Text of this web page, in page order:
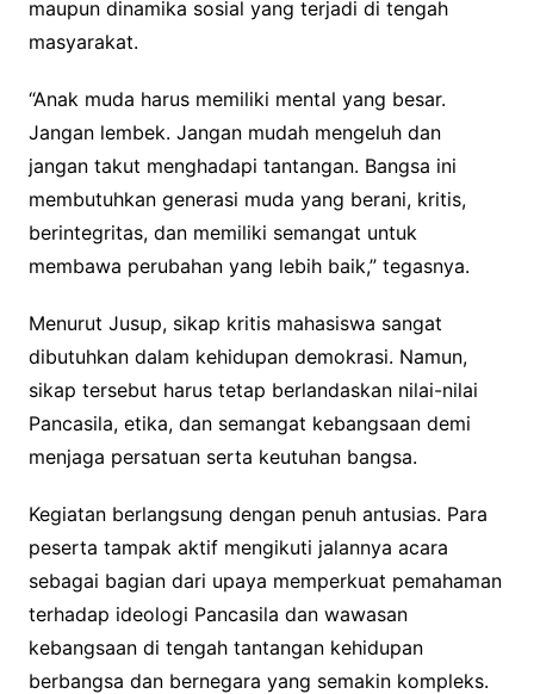
maupun dinamika sosial yang terjadi di tengah
masyarakat.
“Anak muda harus memiliki mental yang besar.
Jangan lembek. Jangan mudah mengeluh dan
jangan takut menghadapi tantangan. Bangsa ini
membutuhkan generasi muda yang berani, kritis,
berintegritas, dan memiliki semangat untuk
membawa perubahan yang lebih baik,” tegasnya.
Menurut Jusup, sikap kritis mahasiswa sangat
dibutuhkan dalam kehidupan demokrasi. Namun,
sikap tersebut harus tetap berlandaskan nilai-nilai
Pancasila, etika, dan semangat kebangsaan demi
menjaga persatuan serta keutuhan bangsa.
Kegiatan berlangsung dengan penuh antusias. Para
peserta tampak aktif mengikuti jalannya acara
sebagai bagian dari upaya memperkuat pemahaman
terhadap ideologi Pancasila dan wawasan
kebangsaan di tengah tantangan kehidupan
berbangsa dan bernegara yang semakin kompleks.